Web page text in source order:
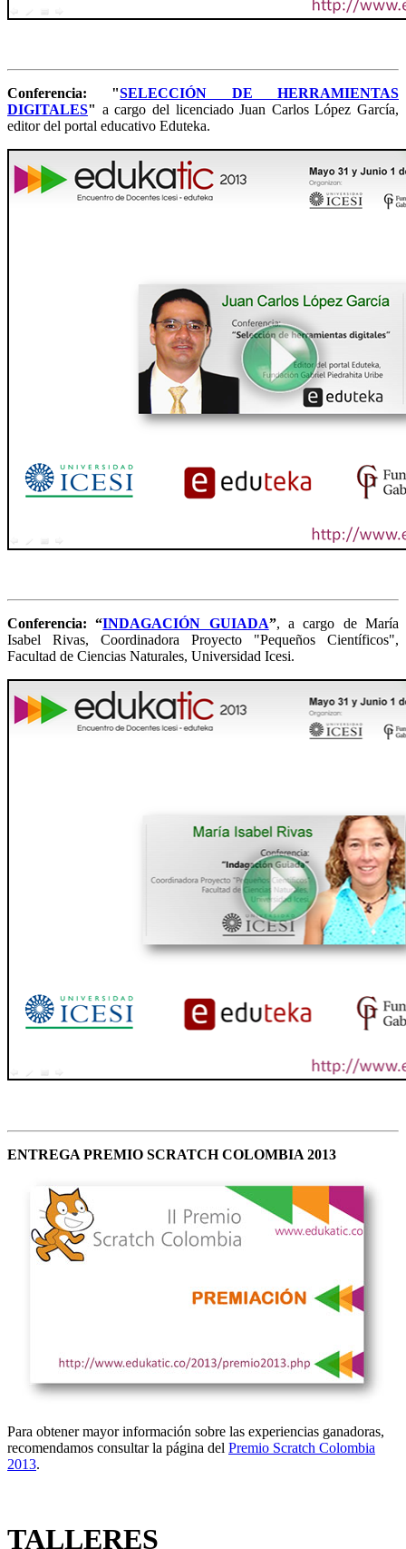
Conferencia: "SELECCIÓN DE HERRAMIENTAS
DIGITALES" a cargo del licenciado Juan Carlos López García,
editor del portal educativo Eduteka.
Conferencia: “INDAGACIÓN GUIADA”, a cargo de María
Isabel Rivas, Coordinadora Proyecto "Pequeños Científicos",
Facultad de Ciencias Naturales, Universidad Icesi.
ENTREGA PREMIO SCRATCH COLOMBIA 2013
Para obtener mayor información sobre las experiencias ganadoras,
recomendamos consultar la página del Premio Scratch Colombia
2013.
TALLERES